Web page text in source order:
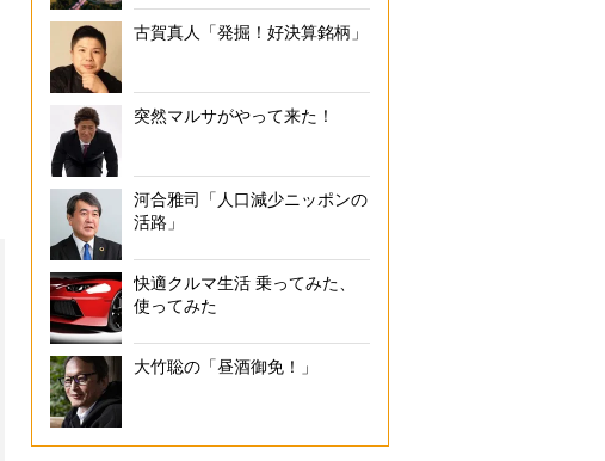
古賀真人「発掘！好決算銘柄」
突然マルサがやって来た！
河合雅司「人口減少ニッポンの
活路」
快適クルマ生活 乗ってみた、
使ってみた
大竹聡の「昼酒御免！」